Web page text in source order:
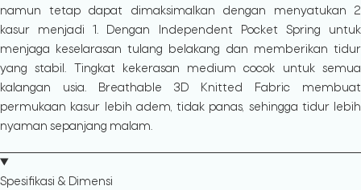
namun tetap dapat dimaksimalkan dengan menyatukan 2
kasur menjadi 1. Dengan Independent Pocket Spring untuk
menjaga keselarasan tulang belakang dan memberikan tidur
yang stabil. Tingkat kekerasan medium cocok untuk semua
kalangan usia. Breathable 3D Knitted Fabric membuat
permukaan kasur lebih adem, tidak panas, sehingga tidur lebih
nyaman sepanjang malam.
Spesifikasi & Dimensi